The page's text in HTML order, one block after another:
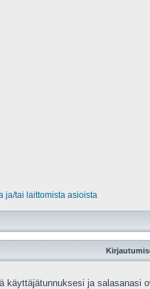
ja/tai laittomista asioista
ja